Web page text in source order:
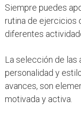
Siempre puedes
rutina de ejercicios
diferentes
La selección de las
personalidad y
avances, son
motivada y activa.